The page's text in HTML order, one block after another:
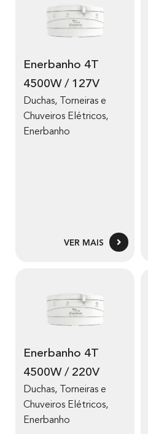
Enerbanho 4T
4500W / 127V
Duchas, Torneiras e
Chuveiros Elétricos,
Enerbanho
VER MAIS
Enerbanho 4T
4500W / 220V
Duchas, Torneiras e
Chuveiros Elétricos,
Enerbanho